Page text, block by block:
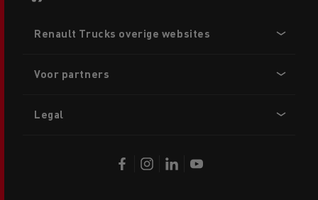
menu
Renault Trucks overige websites
Voor partners
Legal